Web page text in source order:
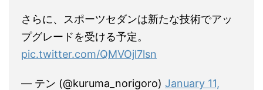
さらに、スポーツセダンは新たな技術でアッ
プグレードを受ける予定。
pic.twitter.com/QMVOjl7lsn
— テン (@kuruma_norigoro) January 11,